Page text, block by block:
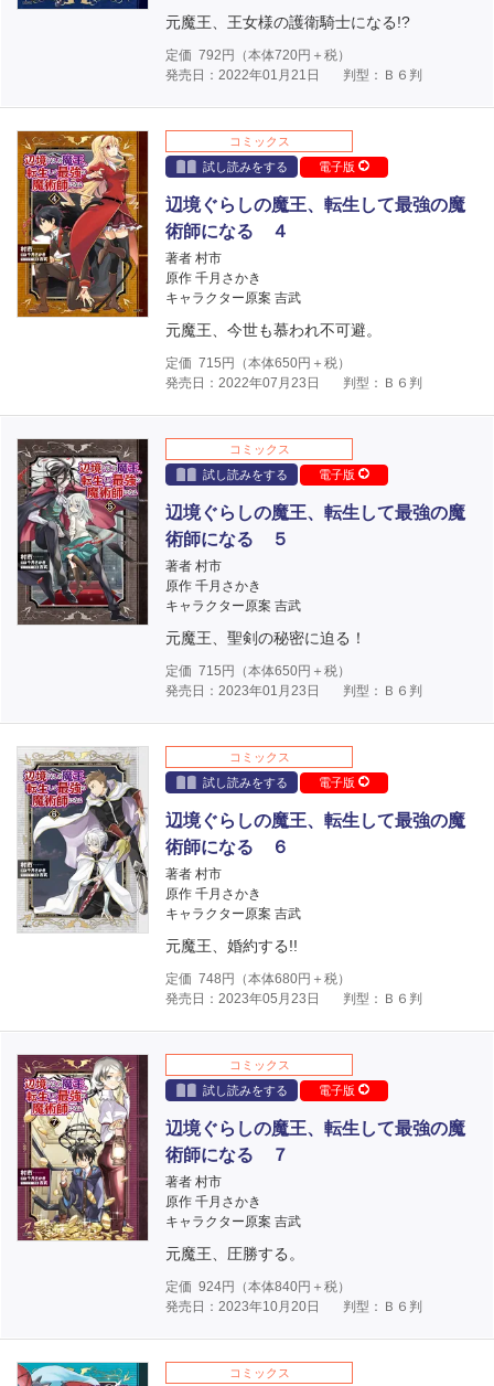
元魔王、王女様の護衛騎士になる!?
定価 792 円（本体720円＋税）
発売日：2022年01月21日
判型：Ｂ６判
コミックス
試し読みをする
電子版
辺境ぐらしの魔王、転生して最強の魔
術師になる ４
著者 村市
原作 千月さかき
キャラクター原案 吉武
元魔王、今世も慕われ不可避。
定価 715 円（本体650円＋税）
発売日：2022年07月23日
判型：Ｂ６判
コミックス
試し読みをする
電子版
辺境ぐらしの魔王、転生して最強の魔
術師になる ５
著者 村市
原作 千月さかき
キャラクター原案 吉武
元魔王、聖剣の秘密に迫る！
定価 715 円（本体650円＋税）
発売日：2023年01月23日
判型：Ｂ６判
コミックス
試し読みをする
電子版
辺境ぐらしの魔王、転生して最強の魔
術師になる ６
著者 村市
原作 千月さかき
キャラクター原案 吉武
元魔王、婚約する!!
定価 748 円（本体680円＋税）
発売日：2023年05月23日
判型：Ｂ６判
コミックス
試し読みをする
電子版
辺境ぐらしの魔王、転生して最強の魔
術師になる ７
著者 村市
原作 千月さかき
キャラクター原案 吉武
元魔王、圧勝する。
定価 924円（本体840円＋税）
発売日：2023年10月20日
判型：Ｂ６判
コミックス